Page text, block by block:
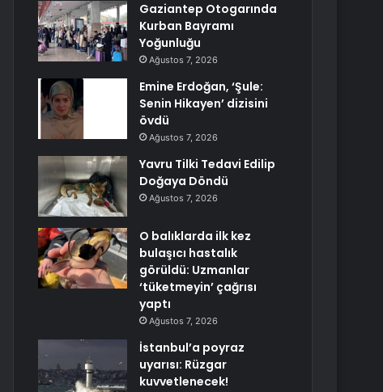
Gaziantep Otogarında
Kurban Bayramı
Yoğunluğu
Ağustos 7, 2026
Emine Erdoğan, ‘Şule:
Senin Hikayen’ dizisini
övdü
Ağustos 7, 2026
Yavru Tilki Tedavi Edilip
Doğaya Döndü
Ağustos 7, 2026
O balıklarda ilk kez
bulaşıcı hastalık
görüldü: Uzmanlar
‘tüketmeyin’ çağrısı
yaptı
Ağustos 7, 2026
İstanbul’a poyraz
uyarısı: Rüzgar
kuvvetlenecek!